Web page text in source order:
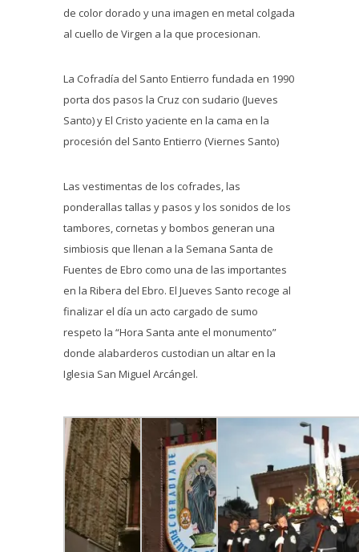
de color dorado y una imagen en metal colgada
al cuello de Virgen a la que procesionan.
La Cofradía del Santo Entierro fundada en 1990
porta dos pasos la Cruz con sudario (Jueves
Santo) y El Cristo yaciente en la cama en la
procesión del Santo Entierro (Viernes Santo)
Las vestimentas de los cofrades, las
ponderallas tallas y pasos y los sonidos de los
tambores, cornetas y bombos generan una
simbiosis que llenan a la Semana Santa de
Fuentes de Ebro como una de las importantes
en la Ribera del Ebro. El Jueves Santo recoge al
finalizar el día un acto cargado de sumo
respeto la “Hora Santa ante el monumento”
donde alabarderos custodian un altar en la
Iglesia San Miguel Arcángel.